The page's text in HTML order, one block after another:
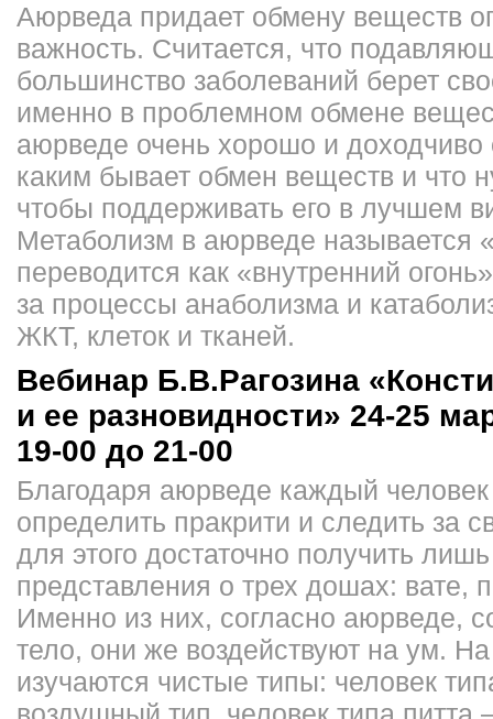
Аюрведа придает обмену веществ
важность. Считается, что
большинство заболеваний берет
именно в проблемном обмене
аюрведе очень хорошо и доходчиво
каким бывает обмен веществ и что
чтобы поддерживать его в лучшем
Метаболизм в аюрведе называется
переводится как «внутренний
за процессы анаболизма и
ЖКТ, клеток и тканей.
Вебинар Б.В.Рагозина
и ее разновидности» 24-25
19-00 до 21-00
Благодаря аюрведе каждый
определить пракрити и следить за
для этого достаточно получить
представления о трех дошах: вате,
Именно из них, согласно аюрведе,
тело, они же воздействуют на ум.
изучаются чистые типы: человек